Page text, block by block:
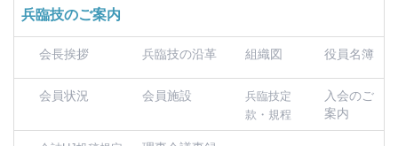
兵臨技のご案内
会長挨拶 兵臨技の沿革 組織図 役員名簿
会員状況 会員施設
兵臨技定
款・規程
入会のご
案内